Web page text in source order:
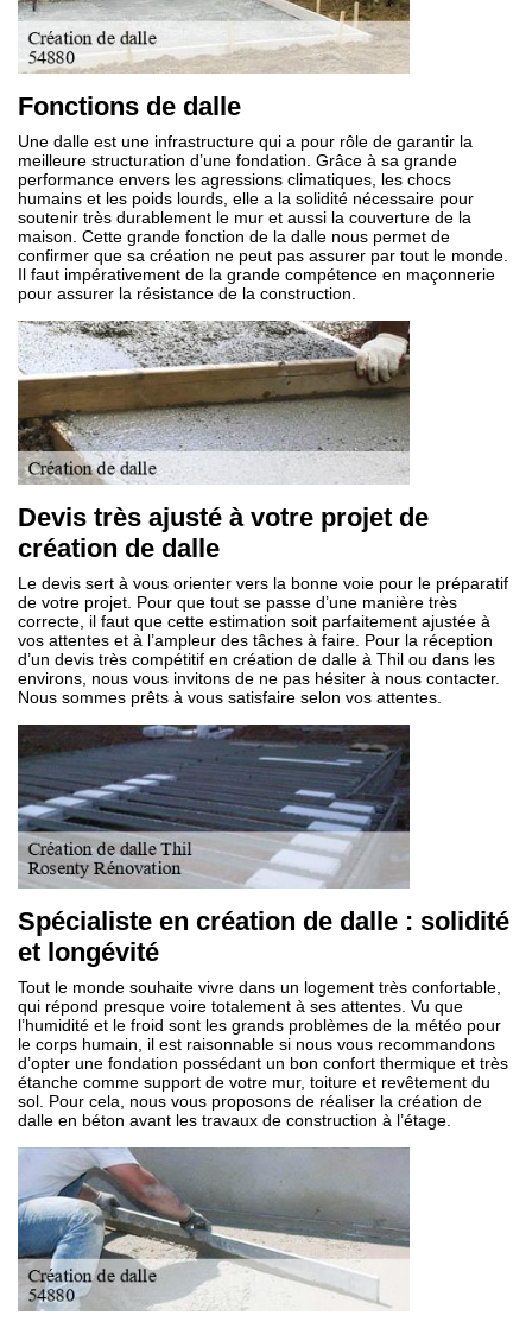
Fonctions de dalle
Une dalle est une infrastructure qui a pour rôle de garantir la
meilleure structuration d’une fondation. Grâce à sa grande
performance envers les agressions climatiques, les chocs
humains et les poids lourds, elle a la solidité nécessaire pour
soutenir très durablement le mur et aussi la couverture de la
maison. Cette grande fonction de la dalle nous permet de
confirmer que sa création ne peut pas assurer par tout le monde.
Il faut impérativement de la grande compétence en maçonnerie
pour assurer la résistance de la construction.
Devis très ajusté à votre projet de
création de dalle
Le devis sert à vous orienter vers la bonne voie pour le préparatif
de votre projet. Pour que tout se passe d’une manière très
correcte, il faut que cette estimation soit parfaitement ajustée à
vos attentes et à l’ampleur des tâches à faire. Pour la réception
d’un devis très compétitif en création de dalle à Thil ou dans les
environs, nous vous invitons de ne pas hésiter à nous contacter.
Nous sommes prêts à vous satisfaire selon vos attentes.
Spécialiste en création de dalle : solidité
et longévité
Tout le monde souhaite vivre dans un logement très confortable,
qui répond presque voire totalement à ses attentes. Vu que
l’humidité et le froid sont les grands problèmes de la météo pour
le corps humain, il est raisonnable si nous vous recommandons
d’opter une fondation possédant un bon confort thermique et très
étanche comme support de votre mur, toiture et revêtement du
sol. Pour cela, nous vous proposons de réaliser la création de
dalle en béton avant les travaux de construction à l’étage.